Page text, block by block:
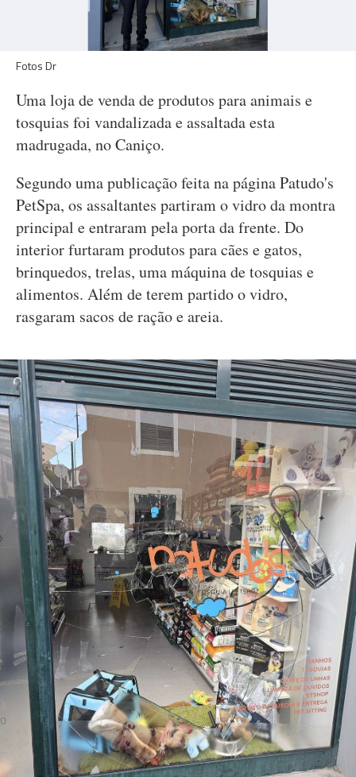
Fotos Dr
Uma loja de venda de produtos para animais e
tosquias foi vandalizada e assaltada esta
madrugada, no Caniço.
Segundo uma publicação feita na página Patudo's
PetSpa, os assaltantes partiram o vidro da montra
principal e entraram pela porta da frente. Do
interior furtaram produtos para cães e gatos,
brinquedos, trelas, uma máquina de tosquias e
alimentos. Além de terem partido o vidro,
rasgaram sacos de ração e areia.